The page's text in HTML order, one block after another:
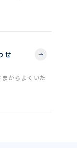
せ
からよくいた